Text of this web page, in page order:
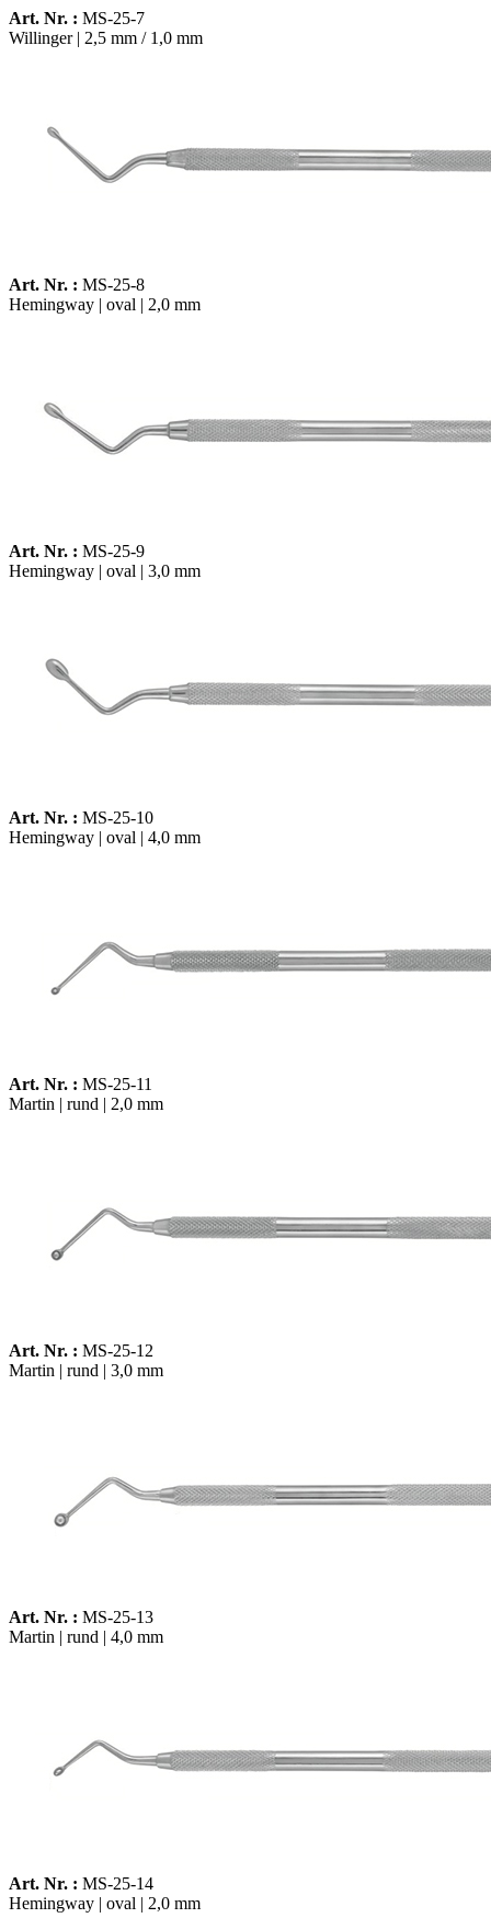
Art. Nr. : MS-25-7
Willinger | 2,5 mm / 1,0 mm
Art. Nr. : MS-25-8
Hemingway | oval | 2,0 mm
Art. Nr. : MS-25-9
Hemingway | oval | 3,0 mm
Art. Nr. : MS-25-10
Hemingway | oval | 4,0 mm
Art. Nr. : MS-25-11
Martin | rund | 2,0 mm
Art. Nr. : MS-25-12
Martin | rund | 3,0 mm
Art. Nr. : MS-25-13
Martin | rund | 4,0 mm
Art. Nr. : MS-25-14
Hemingway | oval | 2,0 mm